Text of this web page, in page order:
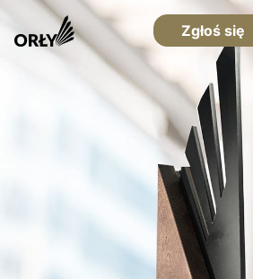
Zgłoś się